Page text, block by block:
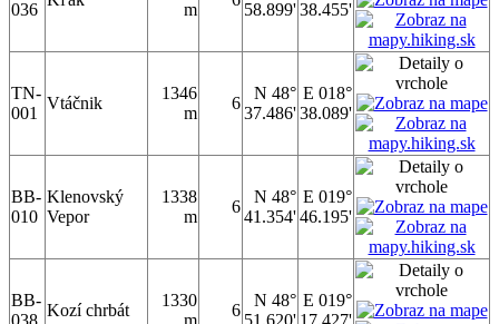
036 m 58.899'38.455'
TN-
001
Vtáčnik
1346
m
6
N 48°
37.486'
E 018°
38.089'
BB-
010
Klenovský
Vepor
1338
m
6
N 48°
41.354'
E 019°
46.195'
BB-
038
Kozí chrbát
1330
m
6
N 48°
51.620'
E 019°
17.427'